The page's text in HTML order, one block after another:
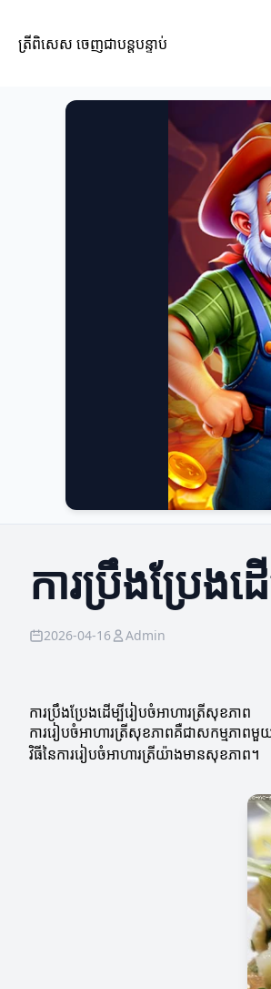
ត្រីពិសេស ចេញជាបន្តបន្ទាប់
ការប្រឹងប្រែង
2026-04-16 Admin
ការប្រឹងប្រែងដើម្បីរៀបចំអាហារត្រីសុខភាព
ការរៀបចំអាហារត្រីសុខភាពគឺជាសកម្មភាពមួ
វិធីនៃការរៀបចំអាហារត្រីយ៉ាងមានសុខភាព។